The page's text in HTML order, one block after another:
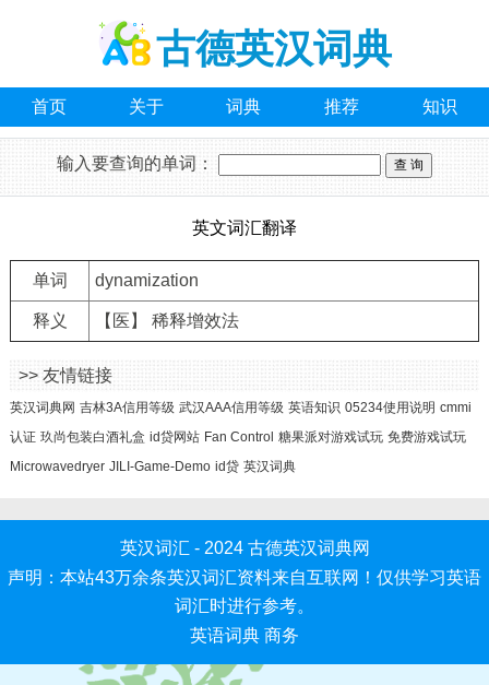
古德英汉词典
首页 关于 词典 推荐 知识
输入要查询的单词：
英文词汇翻译
单词 dynamization
释义 【医】 稀释增效法
>> 友情链接
英汉词典网 吉林3A信用等级 武汉AAA信用等级 英语知识 05234使用说明 cmmi
认证 玖尚包装白酒礼盒 id贷网站 Fan Control 糖果派对游戏试玩 免费游戏试玩
Microwavedryer JILI-Game-Demo id贷 英汉词典
英汉词汇 - 2024 古德英汉词典网
声明：本站43万余条英汉词汇资料来自互联网！仅供学习英语
词汇时进行参考。
英语词典 商务